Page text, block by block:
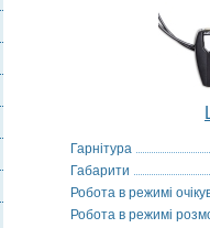
Гарнітура
Габарити
Робота в режимі
Робота в режимі